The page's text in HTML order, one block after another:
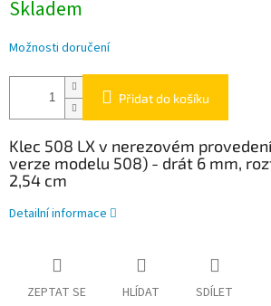
cena:
Skladem
Možnosti doručení
Přidat do košíku
Klec 508 LX v nerezovém
verze modelu 508) - drát 6 mm,
2,54 cm
Detailní informace
ZEPTAT SE HLÍDAT SDÍLET